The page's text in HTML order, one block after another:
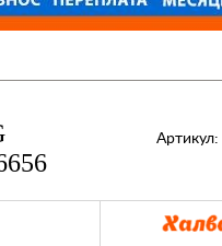
Артикул: